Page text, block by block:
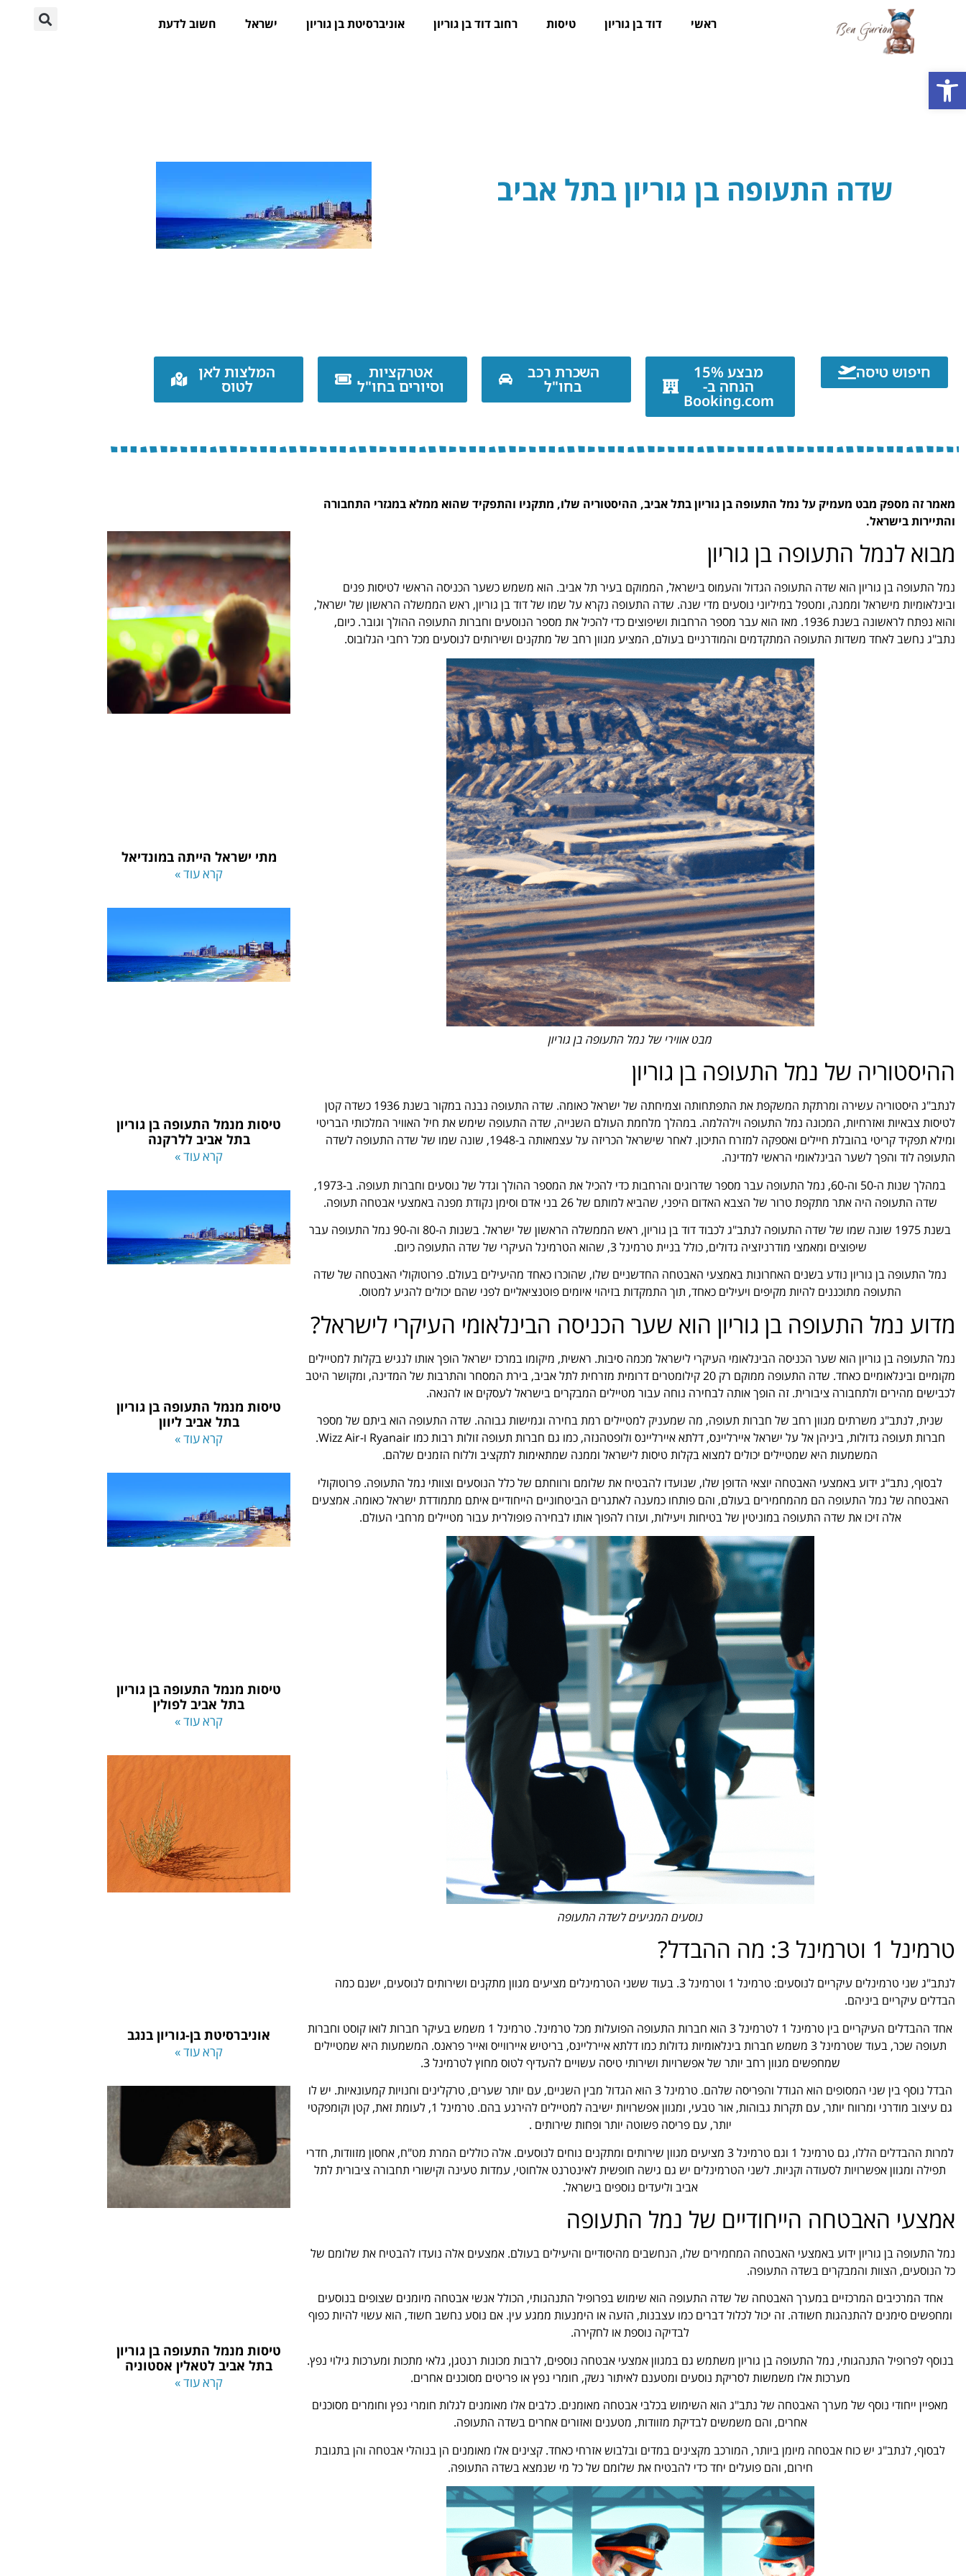
ראשי דוד בן גוריון טיסות רחוב דוד בן גוריון אוניברסיטת בן גוריון ישראל חשוב לדעת
שדה התעופה בן גוריון בתל אביב
חיפוש טיסה מבצע 15%
הנחה ב-
Booking.com
השכרת רכב
בחו"ל
אטרקציות
וסיורים בחו"ל
המלצות לאן
לטוס
מאמר זה מספק מבט מעמיק על נמל התעופה בן גוריון בתל אביב, ההיסטוריה שלו, מתקניו והתפקיד שהוא ממלא במגזרי התחבורה
והתיירות בישראל.
מבוא לנמל התעופה בן גוריון
נמל התעופה בן גוריון הוא שדה התעופה הגדול והעמוס בישראל, הממוקם בעיר תל אביב. הוא משמש כשער הכניסה הראשי לטיסות פנים
ובינלאומיות מישראל וממנה, ומטפל במיליוני נוסעים מדי שנה. שדה התעופה נקרא על שמו של דוד בן גוריון, ראש הממשלה הראשון של ישראל,
והוא נפתח לראשונה בשנת 1936. מאז הוא עבר מספר הרחבות ושיפוצים כדי להכיל את מספר הנוסעים וחברות התעופה ההולך וגובר. כיום,
נתב"ג נחשב לאחד משדות התעופה המתקדמים והמודרניים בעולם, המציע מגוון רחב של מתקנים ושירותים לנוסעים מכל רחבי הגלובוס.
מבט אווירי של נמל התעופה בן גוריון
ההיסטוריה של נמל התעופה בן גוריון
לנתב"ג היסטוריה עשירה ומרתקת המשקפת את התפתחותה וצמיחתה של ישראל כאומה. שדה התעופה נבנה במקור בשנת 1936 כשדה קטן
לטיסות צבאיות ואזרחיות, המכונה נמל התעופה וילהלמה. במהלך מלחמת העולם השנייה, שדה התעופה שימש את חיל האוויר המלכותי הבריטי
ומילא תפקיד קריטי בהובלת חיילים ואספקה למזרח התיכון. לאחר שישראל הכריזה על עצמאותה ב-1948, שונה שמו של שדה התעופה לשדה
התעופה לוד והפך לשער הבינלאומי הראשי למדינה.
במהלך שנות ה-50 וה-60, נמל התעופה עבר מספר שדרוגים והרחבות כדי להכיל את המספר ההולך וגדל של נוסעים וחברות תעופה. ב-1973,
שדה התעופה היה אתר מתקפת טרור של הצבא האדום היפני, שהביא למותם של 26 בני אדם וסימן נקודת מפנה באמצעי אבטחה תעופה.
בשנת 1975 שונה שמו של שדה התעופה לנתב"ג לכבוד דוד בן גוריון, ראש הממשלה הראשון של ישראל. בשנות ה-80 וה-90 נמל התעופה עבר
שיפוצים ומאמצי מודרניזציה גדולים, כולל בניית טרמינל 3, שהוא הטרמינל העיקרי של שדה התעופה כיום.
נמל התעופה בן גוריון נודע בשנים האחרונות באמצעי האבטחה החדשניים שלו, שהוכרו כאחד מהיעילים בעולם. פרוטוקולי האבטחה של שדה
התעופה מתוכננים להיות מקיפים ויעילים כאחד, תוך התמקדות בזיהוי איומים פוטנציאליים לפני שהם יכולים להגיע למטוס.
מדוע נמל התעופה בן גוריון הוא שער הכניסה הבינלאומי העיקרי לישראל?
נמל התעופה בן גוריון הוא שער הכניסה הבינלאומי העיקרי לישראל מכמה סיבות. ראשית, מיקומו במרכז ישראל הופך אותו לנגיש בקלות למטיילים
מקומיים ובינלאומיים כאחד. שדה התעופה ממוקם רק 20 קילומטרים דרומית מזרחית לתל אביב, בירת המסחר והתרבות של המדינה, ומקושר היטב
לכבישים מהירים ולתחבורה ציבורית. זה הופך אותה לבחירה נוחה עבור מטיילים המבקרים בישראל לעסקים או להנאה.
שנית, לנתב"ג משרתים מגוון רחב של חברות תעופה, מה שמעניק למטיילים רמת בחירה וגמישות גבוהה. שדה התעופה הוא ביתם של מספר
חברות תעופה גדולות, ביניהן אל על ישראל איירליינס, דלתא איירליינס ולופטהנזה, כמו גם חברות תעופה זולות רבות כמו Ryanair ו-Wizz Air.
המשמעות היא שמטיילים יכולים למצוא בקלות טיסות לישראל וממנה שמתאימות לתקציב וללוח הזמנים שלהם.
לבסוף, נתב"ג ידוע באמצעי האבטחה יוצאי הדופן שלו, שנועדו להבטיח את שלומם ורווחתם של כלל הנוסעים וצוותי נמל התעופה. פרוטוקולי
האבטחה של נמל התעופה הם מהמחמירים בעולם, והם פותחו כמענה לאתגרים הביטחוניים הייחודיים איתם מתמודדת ישראל כאומה. אמצעים
אלה זיכו את שדה התעופה במוניטין של בטיחות ויעילות, ועזרו להפוך אותו לבחירה פופולרית עבור מטיילים מרחבי העולם.
נוסעים המגיעים לשדה התעופה
טרמינל 1 וטרמינל 3: מה ההבדל?
לנתב"ג שני טרמינלים עיקריים לנוסעים: טרמינל 1 וטרמינל 3. בעוד ששני הטרמינלים מציעים מגוון מתקנים ושירותים לנוסעים, ישנם כמה
הבדלים עיקריים ביניהם.
אחד ההבדלים העיקריים בין טרמינל 1 לטרמינל 3 הוא חברות התעופה הפועלות מכל טרמינל. טרמינל 1 משמש בעיקר חברות לואו קוסט וחברות
תעופה שכר, בעוד שטרמינל 3 משמש חברות בינלאומיות גדולות כמו דלתא איירליינס, בריטיש איירווייס ואייר פראנס. המשמעות היא שמטיילים
שמחפשים מגוון רחב יותר של אפשרויות ושירותי טיסה עשויים להעדיף לטוס מחוץ לטרמינל 3.
הבדל נוסף בין שני המסופים הוא הגודל והפריסה שלהם. טרמינל 3 הוא הגדול מבין השניים, עם יותר שערים, טרקלינים וחנויות קמעונאיות. יש לו
גם עיצוב מודרני ומרווח יותר, עם תקרות גבוהות, אור טבעי, ומגוון אפשרויות ישיבה למטיילים להירגע בהם. טרמינל 1, לעומת זאת, קטן וקומפקטי
יותר, עם פריסה פשוטה יותר ופחות שירותים .
למרות ההבדלים הללו, גם טרמינל 1 וגם טרמינל 3 מציעים מגוון שירותים ומתקנים נוחים לנוסעים. אלה כוללים המרת מט"ח, אחסון מזוודות, חדרי
תפילה ומגוון אפשרויות לסעודה וקניות. לשני הטרמינלים יש גם גישה חופשית לאינטרנט אלחוטי, עמדות טעינה וקישורי תחבורה ציבורית לתל
אביב וליעדים נוספים בישראל.
אמצעי האבטחה הייחודיים של נמל התעופה
נמל התעופה בן גוריון ידוע באמצעי האבטחה המחמירים שלו, הנחשבים מהיסודיים והיעילים בעולם. אמצעים אלה נועדו להבטיח את שלומם של
כל הנוסעים, הצוות והמבקרים בשדה התעופה.
אחד המרכיבים המרכזיים במערך האבטחה של שדה התעופה הוא שימוש בפרופיל התנהגותי, הכולל אנשי אבטחה מיומנים שצופים בנוסעים
ומחפשים סימנים להתנהגות חשודה. זה יכול לכלול דברים כמו עצבנות, הזעה או הימנעות ממגע עין. אם נוסע נחשב חשוד, הוא עשוי להיות כפוף
לבדיקה נוספת או לחקירה.
בנוסף לפרופיל התנהגותי, נמל התעופה בן גוריון משתמש גם במגוון אמצעי אבטחה נוספים, לרבות מכונות רנטגן, גלאי מתכות ומערכות גילוי נפץ.
מערכות אלו משמשות לסריקת נוסעים ומטענם לאיתור נשק, חומרי נפץ או פריטים מסוכנים אחרים.
מאפיין ייחודי נוסף של מערך האבטחה של נתב"ג הוא השימוש בכלבי אבטחה מאומנים. כלבים אלו מאומנים לגלות חומרי נפץ וחומרים מסוכנים
אחרים, והם משמשים לבדיקת מזוודות, מטענים ואזורים אחרים בשדה התעופה.
לבסוף, לנתב"ג יש כוח אבטחה מיומן ביותר, המורכב מקצינים במדים ובלבוש אזרחי כאחד. קצינים אלו מאומנים הן בנוהלי אבטחה והן בתגובת
חירום, והם פועלים יחד כדי להבטיח את שלומם של כל מי שנמצא בשדה התעופה.
מתי ישראל הייתה במונדיאל
קרא עוד »
טיסות מנמל התעופה בן גוריון
בתל אביב ללרקנה
קרא עוד »
טיסות מנמל התעופה בן גוריון
בתל אביב ליוון
קרא עוד »
טיסות מנמל התעופה בן גוריון
בתל אביב לפולין
קרא עוד »
אוניברסיטת בן-גוריון בנגב
קרא עוד »
טיסות מנמל התעופה בן גוריון
בתל אביב לטאלין אסטוניה
קרא עוד »
פתח סרגל נגישות